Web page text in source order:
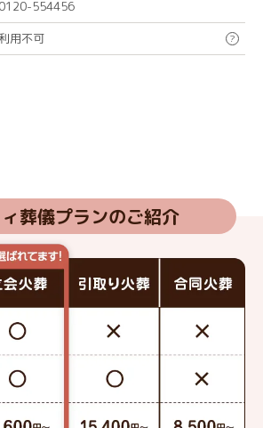
0120-554456
用不可 ?
葬儀プランのご紹介